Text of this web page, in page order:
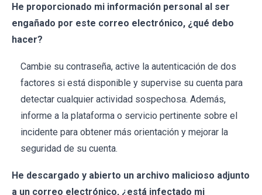
He proporcionado mi información personal al ser
engañado por este correo electrónico, ¿qué debo
hacer?
Cambie su contraseña, active la autenticación de dos
factores si está disponible y supervise su cuenta para
detectar cualquier actividad sospechosa. Además,
informe a la plataforma o servicio pertinente sobre el
incidente para obtener más orientación y mejorar la
seguridad de su cuenta.
He descargado y abierto un archivo malicioso adjunto
a un correo electrónico, ¿está infectado mi